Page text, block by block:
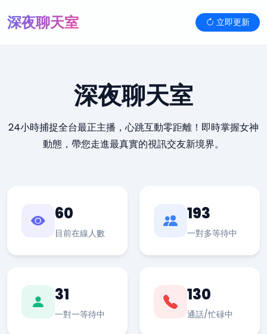
深夜聊天室 立即更新
深夜聊天室
24小時捕捉全台最正主播，心跳互動零距離！即時掌握女神
動態，帶您走進最真實的視訊交友新境界。
60
目前在線人數
193
一對多等待中
31
一對一等待中
130
通話/忙碌中